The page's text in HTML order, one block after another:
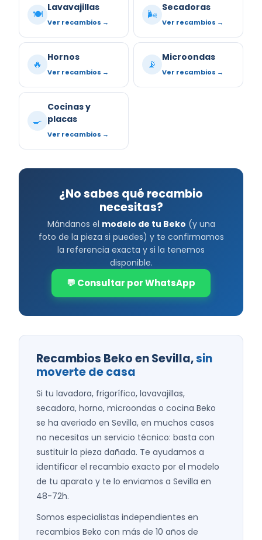
🍽️
Lavavajillas
Ver recambios →
🌬️
Secadoras
Ver recambios →
🔥
Hornos
Ver recambios →
📡
Microondas
Ver recambios →
🍳
Cocinas y
placas
Ver recambios →
¿No sabes qué recambio
necesitas?
Mándanos el modelo de tu Beko (y una
foto de la pieza si puedes) y te confirmamos
la referencia exacta y si la tenemos
disponible.
💬 Consultar por WhatsApp
Recambios Beko en Sevilla,sin
moverte de casa
Si tu lavadora, frigorífico, lavavajillas,
secadora, horno, microondas o cocina Beko
se ha averiado en Sevilla, en muchos casos
no necesitas un servicio técnico: basta con
sustituir la pieza dañada. Te ayudamos a
identificar el recambio exacto por el modelo
de tu aparato y te lo enviamos a Sevilla en
48-72h.
Somos especialistas independientes en
recambios Beko con más de 10 años de